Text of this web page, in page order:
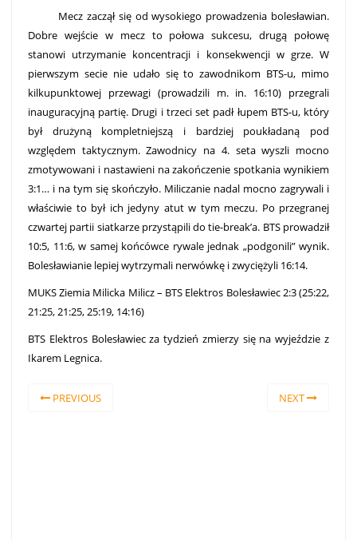
Mecz zaczął się od wysokiego prowadzenia bolesławian.
Dobre wejście w mecz to połowa sukcesu, drugą połowę
stanowi utrzymanie koncentracji i konsekwencji w grze. W
pierwszym secie nie udało się to zawodnikom BTS-u, mimo
kilkupunktowej przewagi (prowadzili m. in. 16:10) przegrali
inauguracyjną partię. Drugi i trzeci set padł łupem BTS-u, który
był drużyną kompletniejszą i bardziej poukładaną pod
względem taktycznym. Zawodnicy na 4. seta wyszli mocno
zmotywowani i nastawieni na zakończenie spotkania wynikiem
3:1… i na tym się skończyło. Miliczanie nadal mocno zagrywali i
właściwie to był ich jedyny atut w tym meczu. Po przegranej
czwartej partii siatkarze przystąpili do tie-break’a. BTS prowadził
10:5, 11:6, w samej końcówce rywale jednak „podgonili” wynik.
Bolesławianie lepiej wytrzymali nerwówkę i zwyciężyli 16:14.
MUKS Ziemia Milicka Milicz – BTS Elektros Bolesławiec 2:3 (25:22,
21:25, 21:25, 25:19, 14:16)
BTS Elektros Bolesławiec za tydzień zmierzy się na wyjeździe z
Ikarem Legnica.
PREVIOUS NEXT